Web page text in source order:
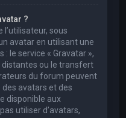
?
l’utilisateur, sous
avatar en utilisant une
le service « Gravatar »,
distantes ou le transfert
du forum peuvent
avatars et des
disponible aux
utiliser d’avatars,